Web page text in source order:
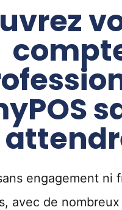
engagement ni
avec de